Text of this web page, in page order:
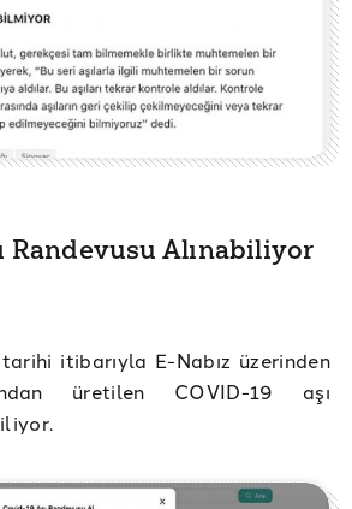
Randevusu Alınabiliyor
itibarıyla E-Nabız üzerinden
üretilen COVID-19 aşı